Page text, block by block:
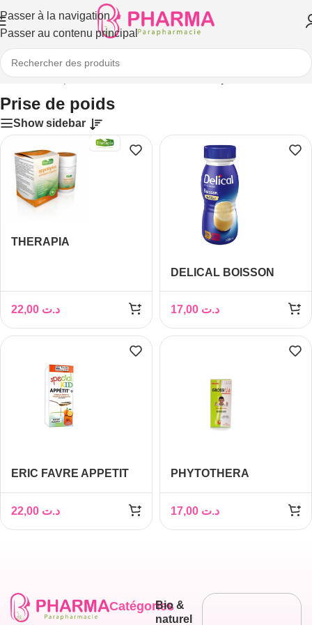
Passer à la navigation
Passer au contenu principal
Accueil/Compléments alimentaires/Prise de poids
Prise de poids
Show sidebar
THERAPIA
د.ت
DELICAL BOISSON
ML
د.ت
ERIC FAVRE APPETIT
د.ت
PHYTOTHERA
250ml
د.ت
Catégories
Bio &
naturel